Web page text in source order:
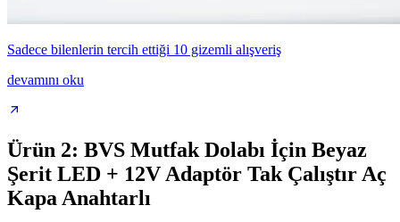
Sadece bilenlerin tercih ettiği 10 gizemli alışveriş
devamını oku
Ürün 2: BVS Mutfak Dolabı İçin Beyaz
Şerit LED + 12V Adaptör Tak Çalıştır Aç
Kapa Anahtarlı